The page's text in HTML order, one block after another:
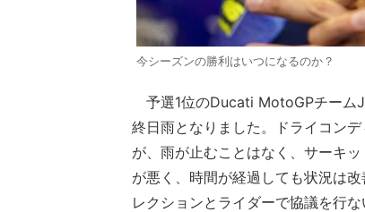
今シーズンの勝利はいつになるのか？
予選1位のDucati MotoGPチーム
終日雨となりました。ドライコン
が、雨が止むことはなく、サーキ
が悪く、時間が経過しても状況は
レクションとライダーで協議を行